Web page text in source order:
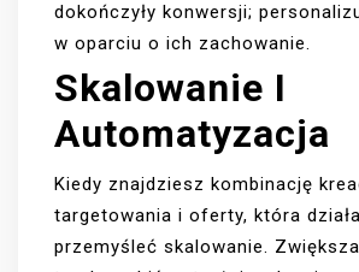
dokończyły konwersji;
w oparciu o ich zachowanie.
Skalowanie I
Automatyzacja
Kiedy znajdziesz kombinację
targetowania i oferty, która
przemyśleć skalowanie.